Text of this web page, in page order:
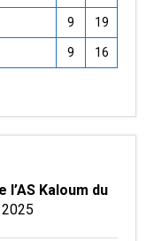
9 19
9 16
l’AS Kaloum du